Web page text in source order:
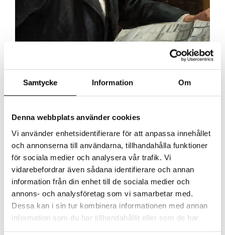
Samtycke Information Om
Denna webbplats använder cookies
Vi använder enhetsidentifierare för att anpassa innehållet
och annonserna till användarna, tillhandahålla funktioner
för sociala medier och analysera vår trafik. Vi
vidarebefordrar även sådana identifierare och annan
information från din enhet till de sociala medier och
annons- och analysföretag som vi samarbetar med.
Dessa kan i sin tur kombinera informationen med annan
information som du har tillhandahållit eller som de har